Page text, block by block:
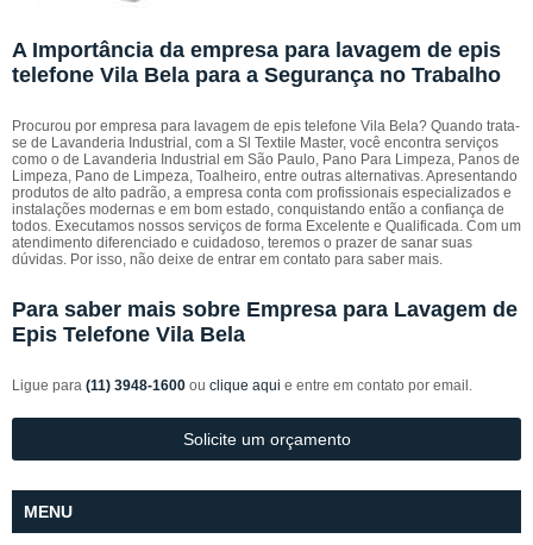
A Importância da empresa para lavagem de epis
telefone Vila Bela para a Segurança no Trabalho
Procurou por empresa para lavagem de epis telefone Vila Bela? Quando trata-
se de Lavanderia Industrial, com a Sl Textile Master, você encontra serviços
como o de Lavanderia Industrial em São Paulo, Pano Para Limpeza, Panos de
Limpeza, Pano de Limpeza, Toalheiro, entre outras alternativas. Apresentando
produtos de alto padrão, a empresa conta com profissionais especializados e
instalações modernas e em bom estado, conquistando então a confiança de
todos. Executamos nossos serviços de forma Excelente e Qualificada. Com um
atendimento diferenciado e cuidadoso, teremos o prazer de sanar suas
dúvidas. Por isso, não deixe de entrar em contato para saber mais.
Para saber mais sobre Empresa para Lavagem de
Epis Telefone Vila Bela
Ligue para (11) 3948-1600 ou clique aqui e entre em contato por email.
Solicite um orçamento
MENU